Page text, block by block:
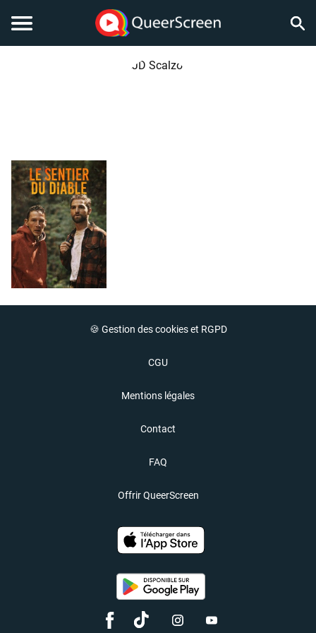
🍪 Gestion des cookies et RGPD
CGU
Mentions légales
Contact
FAQ
Offrir QueerScreen